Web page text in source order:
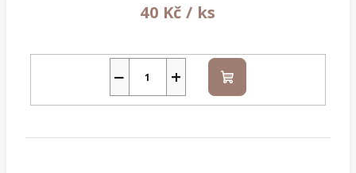
40 Kč / ks
+
− Do
košíku